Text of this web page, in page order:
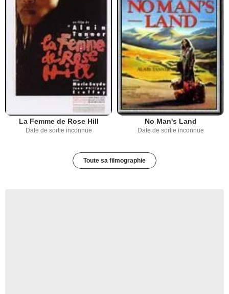
La Femme de Rose Hill
Date de sortie inconnue
No Man's Land
Date de sortie inconnue
Toute sa filmographie